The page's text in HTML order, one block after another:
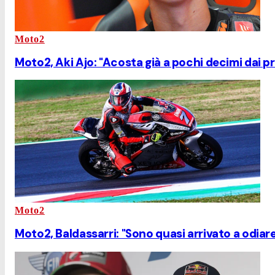
Moto2
Moto2, Aki Ajo: "Acosta già a pochi decimi dai
Moto2
Moto2, Baldassarri: "Sono quasi arrivato a